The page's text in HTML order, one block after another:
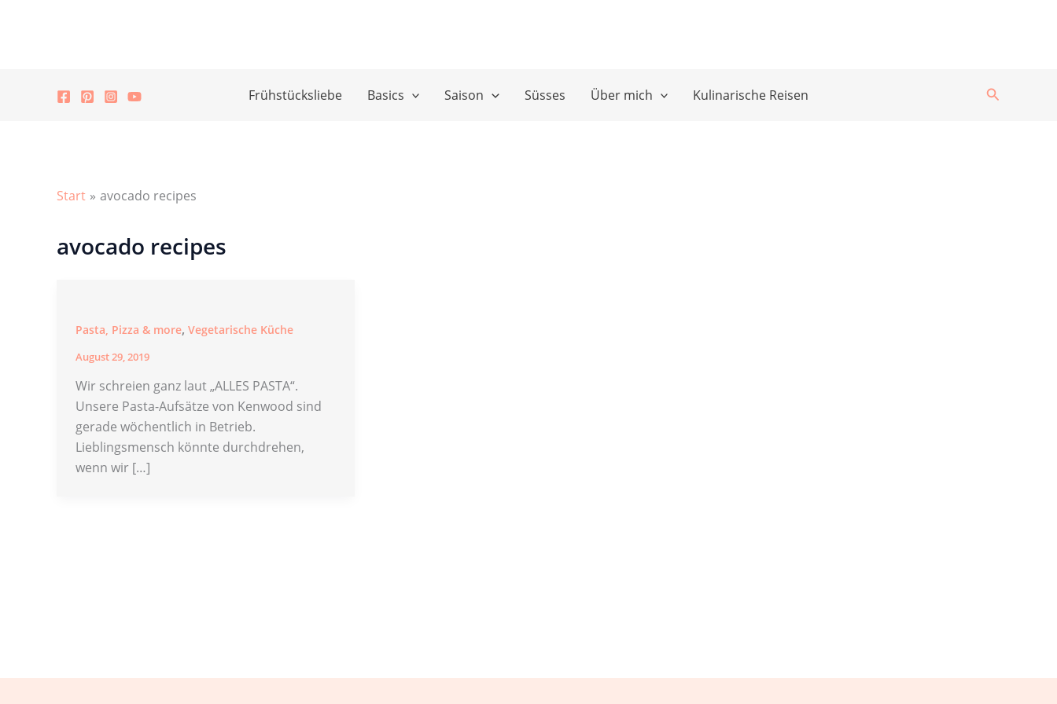
Frühstücksliebe Basics Saison Süsses Über mich Kulinarische Reisen Suchen
Start avocado recipes
avocado recipes
Pasta, Pizza & more, Vegetarische Küche
August 29, 2019
Wir schreien ganz laut „ALLES PASTA“.
Unsere Pasta-Aufsätze von Kenwood sind
gerade wöchentlich in Betrieb.
Lieblingsmensch könnte durchdrehen,
wenn wir […]